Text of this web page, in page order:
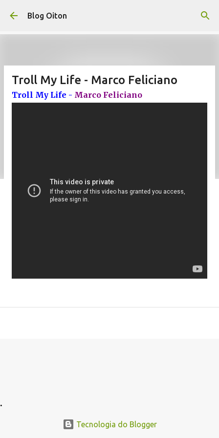
Pular para o conteúdo principal
Blog Oiton
Troll My Life - Marco Feliciano
Troll My Life - Marco Feliciano
.
Tecnologia do Blogger